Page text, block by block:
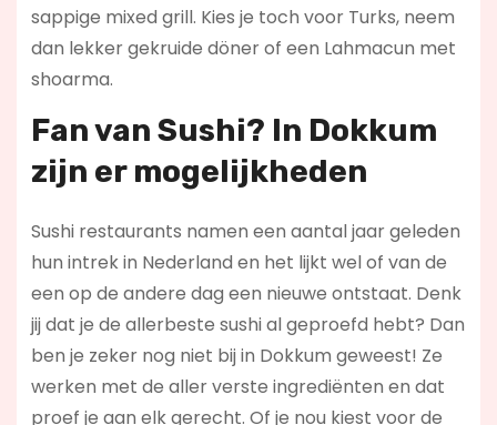
sappige mixed grill. Kies je toch voor Turks, neem
dan lekker gekruide döner of een Lahmacun met
shoarma.
Fan van Sushi? In Dokkum
zijn er mogelijkheden
Sushi restaurants namen een aantal jaar geleden
hun intrek in Nederland en het lijkt wel of van de
een op de andere dag een nieuwe ontstaat. Denk
jij dat je de allerbeste sushi al geproefd hebt? Dan
ben je zeker nog niet bij in Dokkum geweest! Ze
werken met de aller verste ingrediënten en dat
proef je aan elk gerecht. Of je nou kiest voor de